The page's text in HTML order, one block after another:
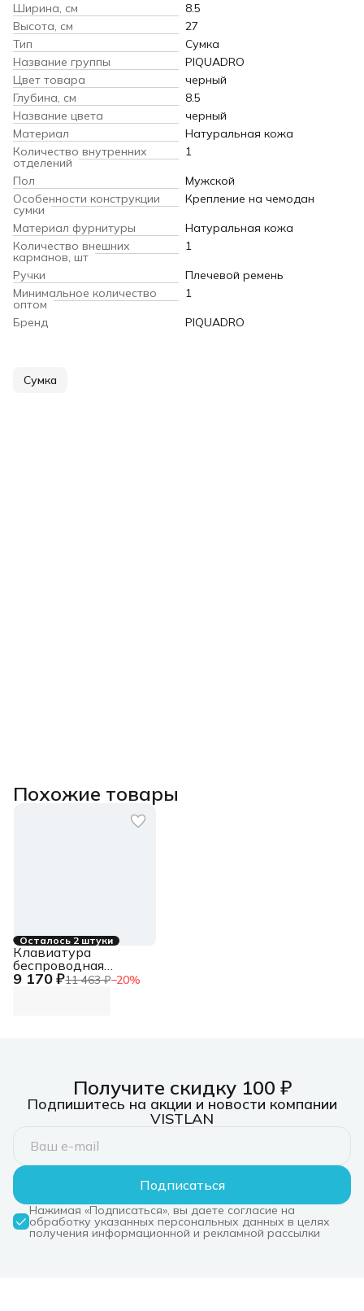
Ширина, см
8.5
Высота, см
27
Тип
Сумка
Название группы
PIQUADRO
Цвет товара
черный
Глубина, см
8.5
Название цвета
черный
Материал
Натуральная кожа
Количество внутренних
отделений
1
Пол
Мужской
Особенности конструкции
сумки
Крепление на чемодан
Материал фурнитуры
Натуральная кожа
Количество внешних
карманов, шт
1
Ручки
Плечевой ремень
Минимальное количество
оптом
1
Бренд
PIQUADRO
Сумка
Похожие товары
Осталось 2 штуки
9 170 ₽11 463 ₽−20%
Клавиатура
беспроводная
Logitech Keys-To-Go
Получите скидку 100 ₽
Подпишитесь на акции и новости компании
VISTLAN
Подписаться
Нажимая «Подписаться», вы даете согласие на
обработку указанных персональных данных в целях
получения информационной и рекламной рассылки